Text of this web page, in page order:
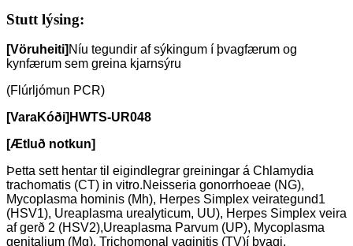
Stutt lýsing:
[Vöruheiti] Níu tegundir af sýkingum í þvagfærum og
kynfærum sem greina kjarnsýru
(Flúrljómun PCR)
[VaraKóði] HWTS-UR048
[Ætluð notkun]
Þetta sett hentar til eigindlegrar greiningar á Chlamydia
trachomatis (CT) in vitro.Neisseria gonorrhoeae (NG),
Mycoplasma hominis (Mh), Herpes Simplex veirategund1
(HSV1), Ureaplasma urealyticum, UU), Herpes Simplex veira
af gerð 2 (HSV2),Ureaplasma Parvum (UP), Mycoplasma
genitalium (Mg), Trichomonal vaginitis (TV)í þvagi,